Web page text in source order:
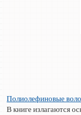
Полиолефиновые
В книге излагаются